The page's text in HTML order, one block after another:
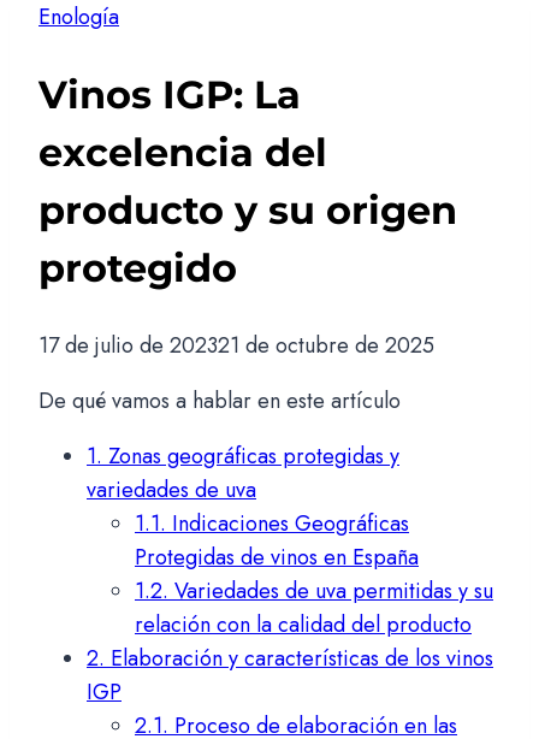
Enología
Vinos IGP: La
excelencia del
producto y su origen
protegido
17 de julio de 202321 de octubre de 2025
De qué vamos a hablar en este artículo
1.Zonas geográficas protegidas y
variedades de uva
1.1.Indicaciones Geográficas
Protegidas de vinos en España
1.2.Variedades de uva permitidas y su
relación con la calidad del producto
2.Elaboración y características de los vinos
IGP
2.1.Proceso de elaboración en las